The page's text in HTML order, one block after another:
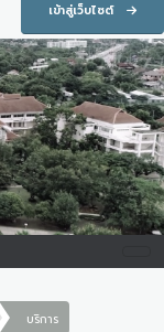
เข้าสู่เว็บไซต์
บริการ